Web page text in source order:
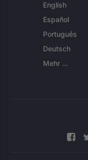
English
Español
Português
Deutsch
Mehr ...